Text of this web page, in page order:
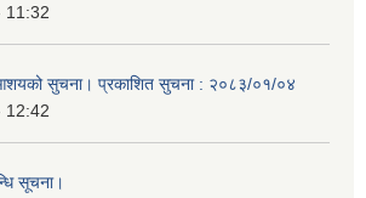
11:32
सुचना। प्रकाशित सुचना : २०८३/०१/०४
12:42
सूचना।